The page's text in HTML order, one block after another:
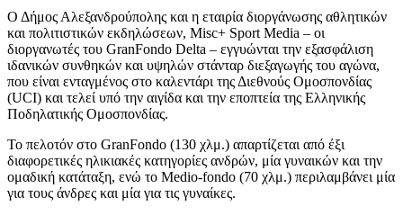
Ο Δήμος Αλεξανδρούπολης και η εταιρία διοργάνωσης αθλητικών
και πολιτιστικών εκδηλώσεων, Misc+ Sport Media – οι
διοργανωτές του GranFondo Delta – εγγυώνται την εξασφάλιση
ιδανικών συνθηκών και υψηλών στάνταρ διεξαγωγής του αγώνα,
που είναι ενταγμένος στο καλεντάρι της Διεθνούς Ομοσπονδίας
(UCI) και τελεί υπό την αιγίδα και την εποπτεία της Ελληνικής
Ποδηλατικής Ομοσπονδίας.
Το πελοτόν στο GranFondo (130 χλμ.) απαρτίζεται από έξι
διαφορετικές ηλικιακές κατηγορίες ανδρών, μία γυναικών και την
ομαδική κατάταξη, ενώ το Medio-fondo (70 χλμ.) περιλαμβάνει μία
για τους άνδρες και μία για τις γυναίκες.